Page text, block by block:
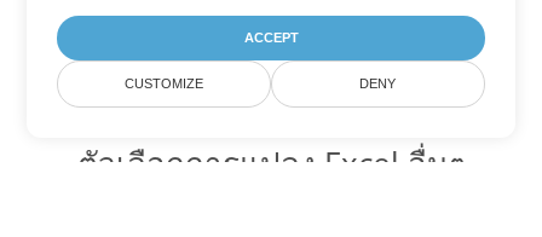
ตัวเลือกการแปลง Excel อื่นๆ
ACCEPT
CUSTOMIZE DENY